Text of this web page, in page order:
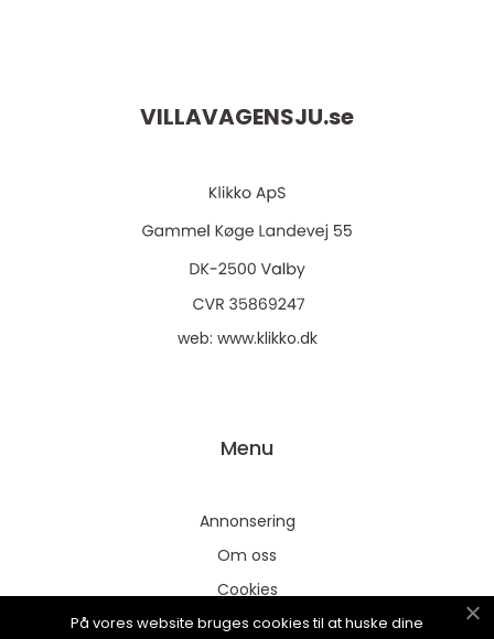
VILLAVAGENSJU.se
web: www.klikko.dk
Menu
Annonsering
Om oss
Cookies
Kontakta oss
På vores website bruges cookies til at huske dine